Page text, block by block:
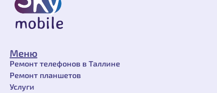
Меню
Ремонт телефонов в Таллине
Ремонт планшетов
Услуги